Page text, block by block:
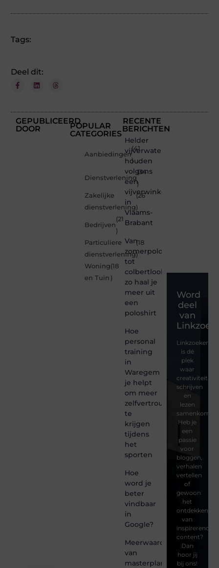
Tags:
Deel dit:
GEPUBLICEERD
DOOR
POPULAR
CATEGORIES
Aanbiedingen
(41
)
Dienstverlening
(34
)
Zakelijke
dienstverlening
(26
)
Bedrijven
(21
)
Particuliere
dienstverlening
(18
)
Woning
en Tuin
(18
)
RECENTE
BERICHTEN
Helder
vijverwater
houden
volgens
een
vijverwinkel
in
Vlaams-
Brabant
Van
zomerpolo
tot
colbertlook
zo haal je
meer uit
een
poloshirt
Hoe
personal
training
in
Waregem
je helpt
om meer
zelfvertrouwen
te
krijgen
tijdens
het
sporten
Hoe
word je
beter
vindbaar
in
Google?
Meerwaarde
van
masterplanning
Word
deel
van
is dé
plek
waar
creativiteit,
schrijven
en
lezen
samenkomen.
Heb je
een
passie
voor
bloggen,
verhalen
vertellen
of
gewoon
het
ontdekken
van
inspirerende
content?
Dan
hoor jij
bij ons!